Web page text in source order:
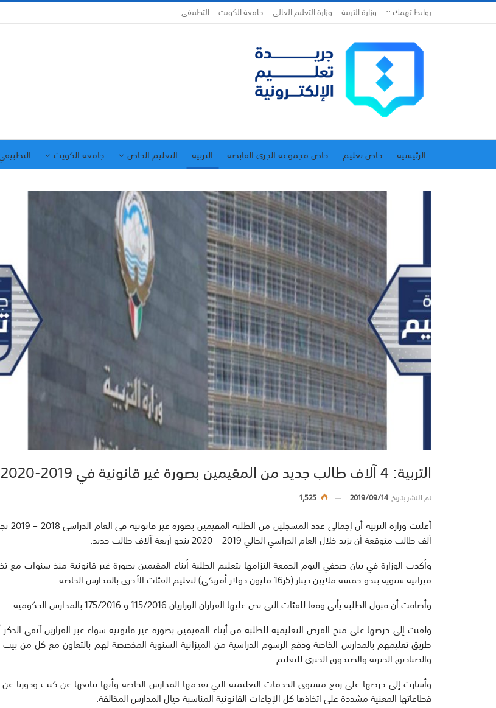
روابط تهمك :: وزارة التربية وزارة التعليم العالي جامعة الكويت التطبيقي
الرئيسية خاص تعليم خاص مجموعة الجري القابضة التربية التعليم الخاص جامعة الكويت
التربية: 4 آلاف طالب جديد من المقيمين بصورة غير قانونية في 2019-2020
تم النشر بتاريخ2019/09/14
1,525
ألف طالب متوقعة أن يزيد خلال العام الدراسي الحالي 2019 – 2020 بنحو أربعة آلاف طالب جديد.
وأكدت الوزارة في بيان صحفي اليوم الجمعة التزامها بتعليم الطلبة أبناء المقيمين بصورة غير قانونية منذ سنوات
ميزانية سنوية بنحو خمسة ملايين دينار (5ر16 مليون دولار أمريكي) لتعليم الفئات الأخرى بالمدارس الخاصة.
وأضافت أن قبول الطلبة يأتي وفقا للفئات التي نص عليها القراران الوزاريان 115/2016 و 175/2016 بالمدارس الحكومية.
ولفتت إلى حرصها على منح الفرص التعليمية للطلبة من أبناء المقيمين بصورة غير قانونية سواء عبر القرارين آنفي
طريق تعليمهم بالمدارس الخاصة ودفع الرسوم الدراسية من الميزانية السنوية المخصصة لهم بالتعاون مع كل من بيت
والصناديق الخيرية والصندوق الخيري للتعليم.
وأشارت إلى حرصها على رفع مستوى الخدمات التعليمية التي تقدمها المدارس الخاصة وأنها تتابعها عن كثب ودوريا
قطاعاتها المعنية مشددة على اتخاذها كل الإجاءات القانونية المناسبة حيال المدارس المخالفة.